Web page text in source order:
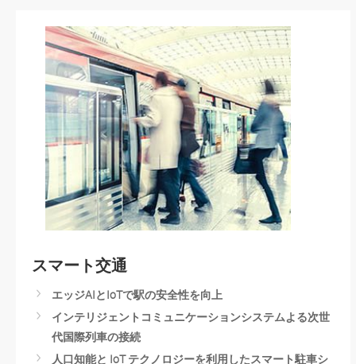
AIoT AIオートメーション
AMR自律移動ロボットソリューション
Personal Protection Equipment Detection
Smart Packaging
Smart Manufacturing
Intelligent Warehouse Management
Machine Vision Solution
高信頼性のファクトリーオートメーションで祝祭日の需
要増大に対応
スマート交通
エッジAIとIoTで駅の安全性を向上
インテリジェントコミュニケーションシステムよる次世
代国際列車の接続
人口知能と IoT テクノロジーを利用したスマート駐車シ